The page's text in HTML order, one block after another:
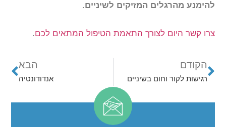
להימנע מהרגלים המזיקים לשיניים.
צרו קשר היום לצורך התאמת הטיפול המתאים לכם.
הקודם
רגישות לקור וחום בשיניים
הבא
אנדודונטיה